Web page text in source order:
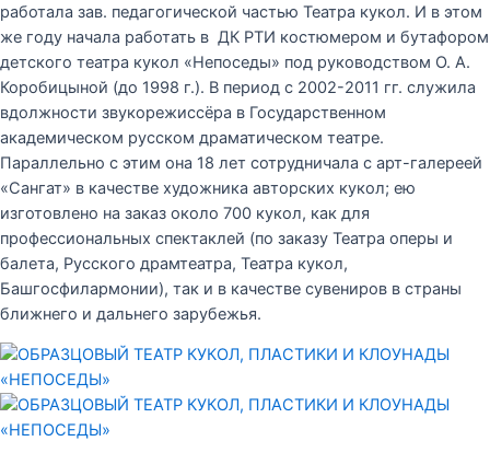
работала зав. педагогической частью Театра кукол. И в этом
же году начала работать в ДК РТИ костюмером и бутафором
детского театра кукол «Непоседы» под руководством О. А.
Коробицыной (до 1998 г.). В период с 2002-2011 гг. служила
вдолжности звукорежиссёра в Государственном
академическом русском драматическом театре.
Параллельно с этим она 18 лет сотрудничала с арт-галереей
«Сангат» в качестве художника авторских кукол; ею
изготовлено на заказ около 700 кукол, как для
профессиональных спектаклей (по заказу Театра оперы и
балета, Русского драмтеатра, Театра кукол,
Башгосфилармонии), так и в качестве сувениров в страны
ближнего и дальнего зарубежья.